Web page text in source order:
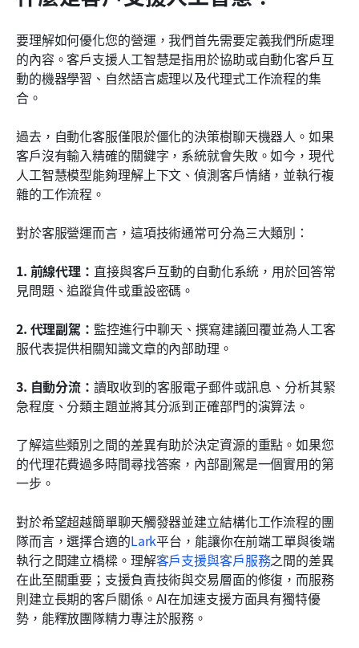
要理解如何優化您的營運，我們首先需要定義我們所處理
的內容。客戶支援人工智慧是指用於協助或自動化客戶互
動的機器學習、自然語言處理以及代理式工作流程的集
合。
過去，自動化客服僅限於僵化的決策樹聊天機器人。如果
客戶沒有輸入精確的關鍵字，系統就會失敗。如今，現代
人工智慧模型能夠理解上下文、偵測客戶情緒，並執行複
雜的工作流程。
對於客服營運而言，這項技術通常可分為三大類別：
1. 前線代理： 直接與客戶互動的自動化系統，用於回答常
見問題、追蹤貨件或重設密碼。
2. 代理副駕： 監控進行中聊天、撰寫建議回覆並為人工客
服代表提供相關知識文章的內部助理。
3. 自動分流： 讀取收到的客服電子郵件或訊息、分析其緊
急程度、分類主題並將其分派到正確部門的演算法。
了解這些類別之間的差異有助於決定資源的重點。如果您
的代理花費過多時間尋找答案，內部副駕是一個實用的第
一步。
對於希望超越簡單聊天觸發器並建立結構化工作流程的團
隊而言，選擇合適的Lark平台，能讓你在前端工單與後端
執行之間建立橋樑。理解客戶支援與客戶服務之間的差異
在此至關重要；支援負責技術與交易層面的修復，而服務
則建立長期的客戶關係。AI在加速支援方面具有獨特優
勢，能釋放團隊精力專注於服務。